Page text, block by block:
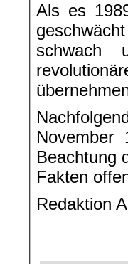
Als es
schwach
Beachtung
Fakten
Redaktion